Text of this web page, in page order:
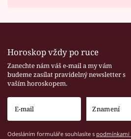
Horoskop vždy po ruce
Zanechte nám váš e-mail a my vám
budeme zasílat pravidelný newsletter s
vaším horoskopem.
Odesláním formuláře souhlasíte s podmínkami